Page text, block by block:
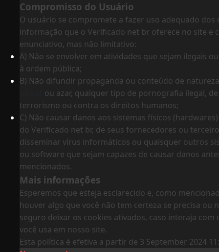
Compromisso do Usuário
O usuário se compromete a fazer uso adequado dos
informação que o Verificado net br oferece no site e
enunciativo, mas não limitativo:
A) Não se envolver em atividades que sejam ilegais
à ordem pública;
B) Não difundir propaganda ou conteúdo de
ou azar, qualquer tipo de pornografia ilegal,
terrorismo ou contra os direitos humanos;
C) Não causar danos aos sistemas físicos
do Verificado net br, de seus fornecedores ou
disseminar vírus informáticos ou quaisquer outros
ou software que sejam capazes de causar danos
mencionados.
Mais informações
Esperemos que esteja esclarecido e, como
houver algo que você não tem certeza se precisa ou
seguro deixar os cookies ativados, caso interaja com
você usa em nosso site.
Esta política é efetiva a partir de 3 September 2024